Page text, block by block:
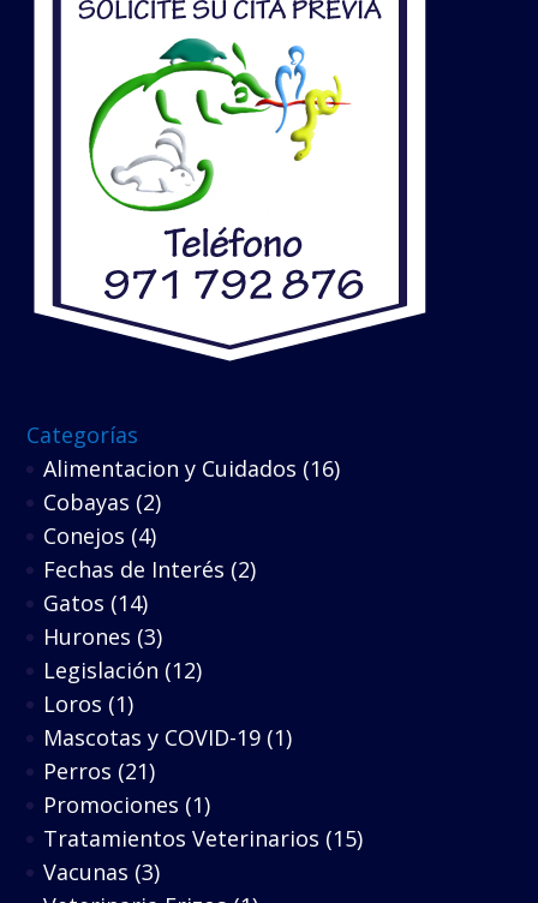
Categorías
Alimentacion y Cuidados (16)
Cobayas (2)
Conejos (4)
Fechas de Interés (2)
Gatos (14)
Hurones (3)
Legislación (12)
Loros (1)
Mascotas y COVID-19 (1)
Perros (21)
Promociones (1)
Tratamientos Veterinarios (15)
Vacunas (3)